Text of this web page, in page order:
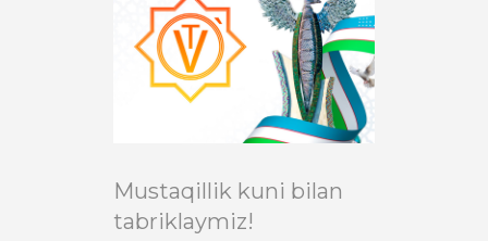
Mustaqillik kuni bilan
tabriklaymiz!